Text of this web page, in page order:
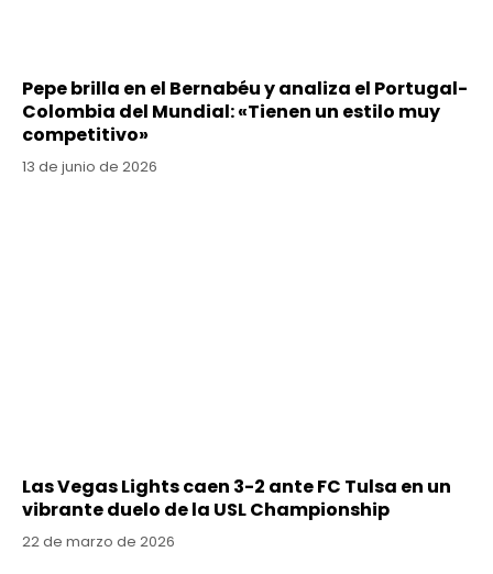
Pepe brilla en el Bernabéu y analiza el Portugal-
Colombia del Mundial: «Tienen un estilo muy
competitivo»
13 de junio de 2026
Las Vegas Lights caen 3-2 ante FC Tulsa en un
vibrante duelo de la USL Championship
22 de marzo de 2026